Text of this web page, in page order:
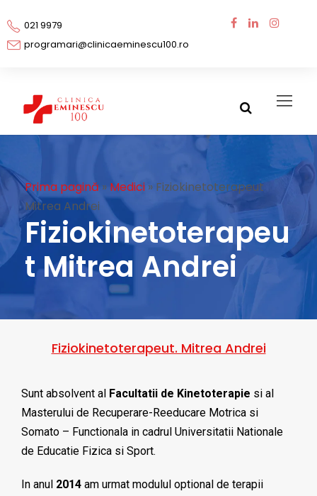
021 9979
programari@clinicaeminescu100.ro
Prima pagină » Medici » Fiziokinetoterapeut
Mitrea Andrei
Fiziokinetoterapeu
t Mitrea Andrei
Fiziokinetoterapeut. Mitrea Andrei
Sunt absolvent al Facultatii de Kinetoterapie si al
Masterului de Recuperare-Reeducare Motrica si
Somato – Functionala in cadrul Universitatii Nationale
de Educatie Fizica si Sport.
In anul 2014 am urmat modulul optional de terapii